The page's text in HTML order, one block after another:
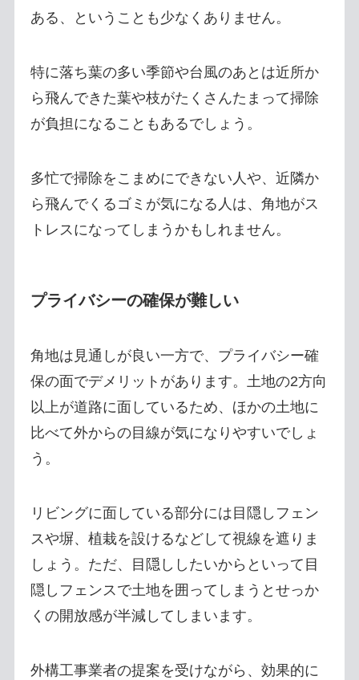
ある、ということも少なくありません。
特に落ち葉の多い季節や台風のあとは近所か
ら飛んできた葉や枝がたくさんたまって掃除
が負担になることもあるでしょう。
多忙で掃除をこまめにできない人や、近隣か
ら飛んでくるゴミが気になる人は、角地がス
トレスになってしまうかもしれません。
プライバシーの確保が難しい
角地は見通しが良い一方で、プライバシー確
保の面でデメリットがあります。土地の2方向
以上が道路に面しているため、ほかの土地に
比べて外からの目線が気になりやすいでしょ
う。
リビングに面している部分には目隠しフェン
スや塀、植栽を設けるなどして視線を遮りま
しょう。ただ、目隠ししたいからといって目
隠しフェンスで土地を囲ってしまうとせっか
くの開放感が半減してしまいます。
外構工事業者の提案を受けながら、効果的に